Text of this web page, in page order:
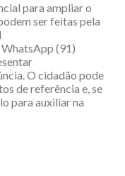
para ampliar o
ser feitas pela
(91)
O cidadão pode
de referência e, se
para auxiliar na